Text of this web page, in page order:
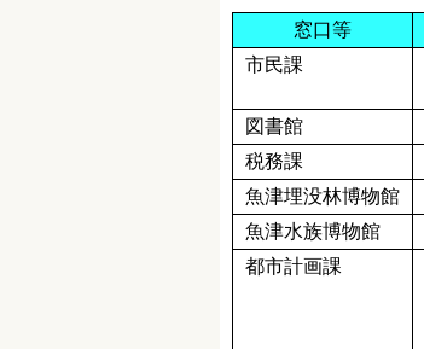
窓口等
市民課
図書館
税務課
魚津埋没林博物館
魚津水族博物館
都市計画課